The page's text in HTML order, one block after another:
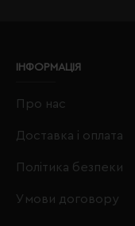
ІНФОРМАЦІЯ
Про нас
Доставка і оплата
Політика безпеки
Умови договору